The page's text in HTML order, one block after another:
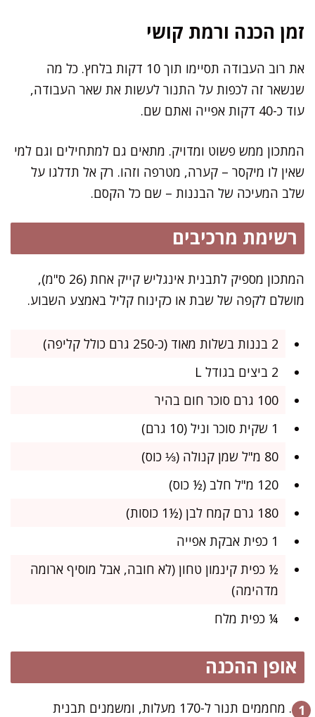
זמן הכנה ורמת קושי
את רוב העבודה תסיימו תוך 10 דקות בלחץ. כל מה
שנשאר זה לכפות על התנור לעשות את שאר העבודה,
עוד כ-40 דקות אפייה ואתם שם.
המתכון ממש פשוט ומדויק. מתאים גם למתחילים וגם למי
שאין לו מיקסר – קערה, מטרפה וזהו. רק אל תדלגו על
שלב המעיכה של הבננות – שם כל הקסם.
רשימת מרכיבים
המתכון מספיק לתבנית אינגליש קייק אחת (26 ס"מ),
מושלם לקפה של שבת או כקינוח קליל באמצע השבוע.
2 בננות בשלות מאוד (כ-250 גרם כולל קליפה)
2 ביצים בגודל L
100 גרם סוכר חום בהיר
1 שקית סוכר וניל (10 גרם)
80 מ"ל שמן קנולה (⅓ כוס)
120 מ"ל חלב (½ כוס)
180 גרם קמח לבן (½1 כוסות)
1 כפית אבקת אפייה
½ כפית קינמון טחון (לא חובה, אבל מוסיף ארומה
מדהימה)
¼ כפית מלח
אופן ההכנה
מחממים תנור ל-170 מעלות, ומשמנים תבנית